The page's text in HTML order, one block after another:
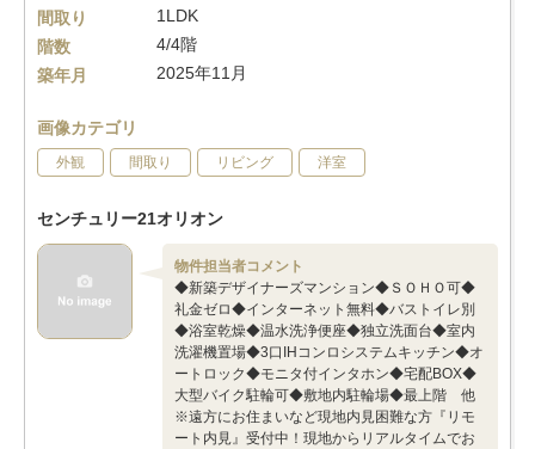
間取り
1LDK
階数
4/4階
築年月
2025年11月
画像カテゴリ
外観 間取り リビング 洋室
センチュリー21オリオン
物件担当者コメント
◆新築デザイナーズマンション◆ＳＯＨＯ可◆
礼金ゼロ◆インターネット無料◆バストイレ別
◆浴室乾燥◆温水洗浄便座◆独立洗面台◆室内
洗濯機置場◆3口IHコンロシステムキッチン◆オ
ートロック◆モニタ付インタホン◆宅配BOX◆
大型バイク駐輪可◆敷地内駐輪場◆最上階 他
※遠方にお住まいなど現地内見困難な方『リモ
ート内見』受付中！現地からリアルタイムでお